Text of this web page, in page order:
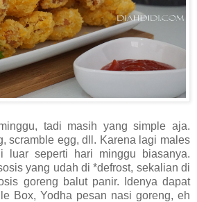
tadi masih yang simple aja.
scramble egg, dll. Karena lagi males
luar seperti hari minggu biasanya.
yang udah di *defrost, sekalian di
goreng balut panir. Idenya dapat
Box, Yodha pesan nasi goreng, eh